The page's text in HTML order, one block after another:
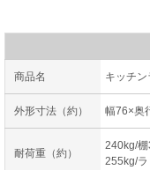
商品名 キッチ
外形寸法（約） 幅76×奥
耐荷重（約）
240kg/
255kg/